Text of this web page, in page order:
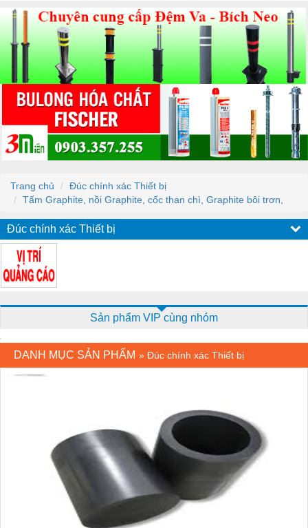
Trang chủ
Đúc chính xác Thiết bị
Tấm Graphite, nồi Graphite, cốc than chì, Graphite bôi trơn,
Đúc chính xác Thiết bị
Sản phẩm VIP cùng nhóm
DANH MỤC SẢN PHẨM » Đúc chính xác Thiết bị